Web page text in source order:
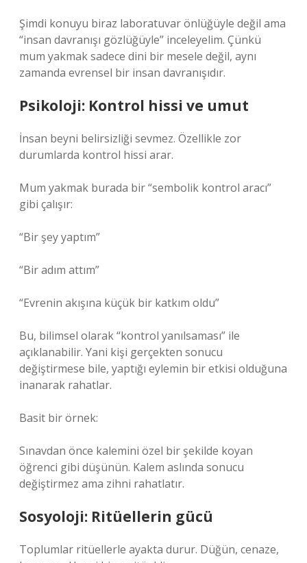
Şimdi konuyu biraz laboratuvar önlüğüyle değil ama
“insan davranışı gözlüğüyle” inceleyelim. Çünkü
mum yakmak sadece dini bir mesele değil, aynı
zamanda evrensel bir insan davranışıdır.
Psikoloji: Kontrol hissi ve umut
İnsan beyni belirsizliği sevmez. Özellikle zor
durumlarda kontrol hissi arar.
Mum yakmak burada bir “sembolik kontrol aracı”
gibi çalışır:
“Bir şey yaptım”
“Bir adım attım”
“Evrenin akışına küçük bir katkım oldu”
Bu, bilimsel olarak “kontrol yanılsaması” ile
açıklanabilir. Yani kişi gerçekten sonucu
değiştirmese bile, yaptığı eylemin bir etkisi olduğuna
inanarak rahatlar.
Basit bir örnek:
Sınavdan önce kalemini özel bir şekilde koyan
öğrenci gibi düşünün. Kalem aslında sonucu
değiştirmez ama zihni rahatlatır.
Sosyoloji: Ritüellerin gücü
Toplumlar ritüellerle ayakta durur. Düğün, cenaze,